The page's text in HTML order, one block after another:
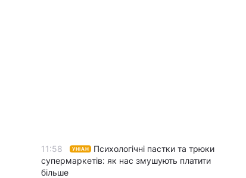
11:58 УНІАН
Психологічні пастки та трюки
супермаркетів: як нас змушують платити
більше